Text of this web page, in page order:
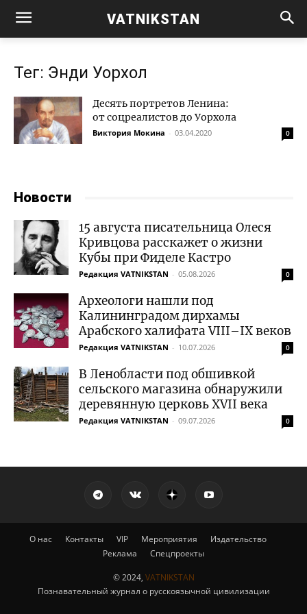
VATNIKSTAN
Тег: Энди Уорхол
Десять портретов Ленина:
от соцреалистов до Уорхола
Виктория Мокина - 03.04.2020 0
Новости
15 августа писательница Олеся
Кривцова расскажет о жизни
Кубы при Фиделе Кастро
Редакция VATNIKSTAN - 05.08.2026 0
Археологи нашли под
Калининградом дирхамы
Арабского халифата VIII–IX веков
Редакция VATNIKSTAN - 10.07.2026 0
В Ленобласти под обшивкой
сельского магазина обнаружили
деревянную церковь XVII века
Редакция VATNIKSTAN - 09.07.2026 0
О нас Контакты VIP Мероприятия
Издательство
Реклама
Спецпроекты
© 2024, VATNIKSTAN
Познавательный журнал о русскоязычной цивилизации